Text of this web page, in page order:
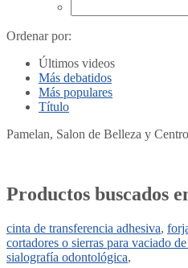
Ordenar por:
Últimos videos
Más debatidos
Más populares
Título
Pamelan, Salon de Belleza y
Productos buscados
cinta de transferencia adhesiva,
cortadores o sierras para vaciado
sialografía odontológica,